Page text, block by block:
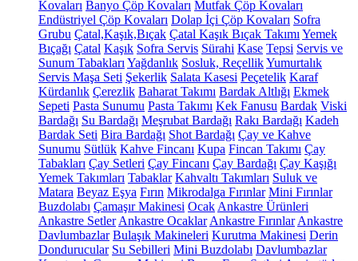
Kovaları Banyo Çöp Kovaları Mutfak Çöp Kovaları
Endüstriyel Çöp Kovaları Dolap İçi Çöp Kovaları Sofra
Grubu Çatal,Kaşık,Bıçak Çatal Kaşık Bıçak Takımı Yemek
Bıçağı Çatal Kaşık Sofra Servis Sürahi Kase Tepsi Servis ve
Sunum Tabakları Yağdanlık Sosluk, ReçellikYumurtalık
Servis Maşa Seti Şekerlik Salata Kasesi Peçetelik Karaf
Kürdanlık Çerezlik Baharat Takımı Bardak Altlığı Ekmek
Sepeti Pasta Sunumu Pasta Takımı Kek Fanusu Bardak Viski
Bardağı Su Bardağı Meşrubat Bardağı Rakı Bardağı Kadeh
Bardak Seti Bira Bardağı Shot Bardağı Çay ve Kahve
Sunumu Sütlük Kahve Fincanı Kupa Fincan Takımı Çay
Tabakları Çay Setleri Çay Fincanı Çay Bardağı Çay Kaşığı
Yemek Takımları Tabaklar Kahvaltı Takımları Suluk ve
Matara Beyaz Eşya Fırın Mikrodalga Fırınlar Mini Fırınlar
Buzdolabı Çamaşır Makinesi Ocak Ankastre Ürünleri
Ankastre Setler Ankastre Ocaklar Ankastre Fırınlar Ankastre
Davlumbazlar Bulaşık Makineleri Kurutma Makinesi Derin
Dondurucular Su Sebilleri Mini Buzdolabı Davlumbazlar